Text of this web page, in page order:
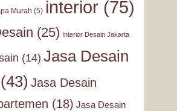
Murah (5) interior(75)
(25) Interior Desain Jakarta
(14) Jasa Desain
Jasa Desain
(18) Jasa Desain